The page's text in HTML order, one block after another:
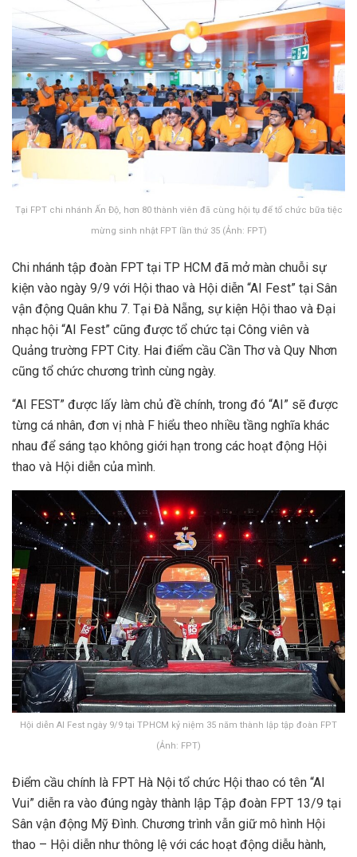
Tại FPT chi nhánh Ấn Độ, hơn 80 thành viên đã cùng hội tụ để tổ chức bữa tiệc
mừng sinh nhật FPT lần thứ 35 (Ảnh: FPT)
Chi nhánh tập đoàn FPT tại TP HCM đã mở màn chuỗi sự
kiện vào ngày 9/9 với Hội thao và Hội diễn “AI Fest” tại Sân
vận động Quân khu 7. Tại Đà Nẵng, sự kiện Hội thao và Đại
nhạc hội “AI Fest” cũng được tổ chức tại Công viên và
Quảng trường FPT City. Hai điểm cầu Cần Thơ và Quy Nhơn
cũng tổ chức chương trình cùng ngày.
“AI FEST” được lấy làm chủ đề chính, trong đó “AI” sẽ được
từng cá nhân, đơn vị nhà F hiểu theo nhiều tầng nghĩa khác
nhau để sáng tạo không giới hạn trong các hoạt động Hội
thao và Hội diễn của mình.
Hội diễn AI Fest ngày 9/9 tại TPHCM kỷ niệm 35 năm thành lập tập đoàn FPT
(Ảnh: FPT)
Điểm cầu chính là FPT Hà Nội tổ chức Hội thao có tên “AI
Vui” diễn ra vào đúng ngày thành lập Tập đoàn FPT 13/9 tại
Sân vận động Mỹ Đình. Chương trình vẫn giữ mô hình Hội
thao – Hội diễn như thông lệ với các hoạt động diễu hành,